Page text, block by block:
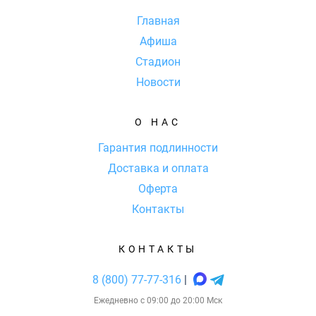
Главная
Афиша
Стадион
Новости
О НАС
Гарантия подлинности
Доставка и оплата
Оферта
Контакты
КОНТАКТЫ
8 (800) 77-77-316 |
Ежедневно с 09:00 до 20:00 Мск